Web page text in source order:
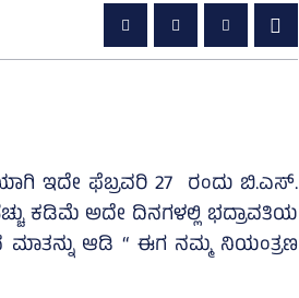
ಇದೇ ಫೆಬ್ರವರಿ 27 ರಂದು ಬಿ.ಎಸ್.
ಕಡಿಮೆ ಅದೇ ದಿನಗಳಲ್ಲಿ ಭದ್ರಾವತಿಯ
ಮಾತನ್ನು ಆಡಿ “ ಈಗ ನಮ್ಮ ನಿಯಂತ್ರಣ